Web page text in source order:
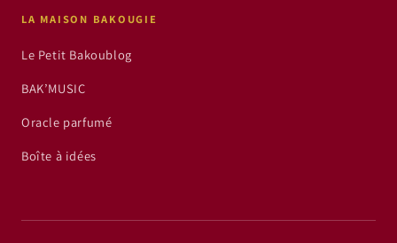
LA MAISON BAKOUGIE
Le Petit Bakoublog
BAK’MUSIC
Oracle parfumé
Boîte à idées